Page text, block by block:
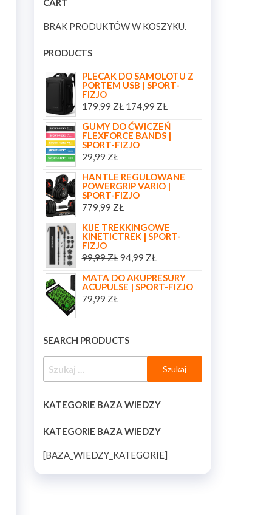
CART
BRAK PRODUKTÓW W KOSZYKU.
PRODUCTS
PLECAK DO SAMOLOTU Z
PORTEM USB | SPORT-
FIZJO
179,99ZŁ 174,99 ZŁ
GUMY DO ĆWICZEŃ
FLEXFORCE BANDS |
SPORT-FIZJO
29,99 ZŁ
HANTLE REGULOWANE
POWERGRIP VARIO |
SPORT-FIZJO
779,99 ZŁ
KIJE TREKKINGOWE
KINETICTREK | SPORT-
FIZJO
99,99ZŁ94,99 ZŁ
MATA DO AKUPRESURY
ACUPULSE | SPORT-FIZJO
79,99 ZŁ
SEARCH PRODUCTS
KATEGORIE BAZA WIEDZY
KATEGORIE BAZA WIEDZY
[BAZA_WIEDZY_KATEGORIE]